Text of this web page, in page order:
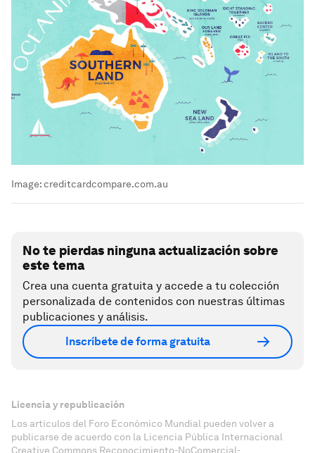
Image:creditcardcompare.com.au
No te pierdas ninguna actualización sobre
este tema
Crea una cuenta gratuita y accede a tu colección
personalizada de contenidos con nuestras últimas
publicaciones y análisis.
Inscríbete de forma gratuita
Licencia y republicación
Los artículos del Foro Económico Mundial pueden volver a
publicarse de acuerdo con la Licencia Pública Internacional
Creative Commons Reconocimiento-NoComercial-